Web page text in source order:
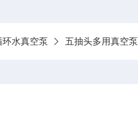
环水真空泵 五抽头多用真空泵